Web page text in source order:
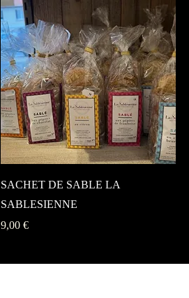
SACHET DE SABLE LA
SABLESIENNE
Prix
9,00 €